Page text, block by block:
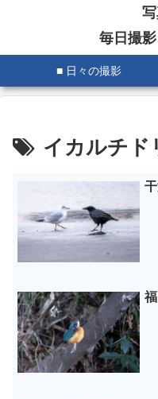
毎日撮
■ 日々の撮影
イカルチド